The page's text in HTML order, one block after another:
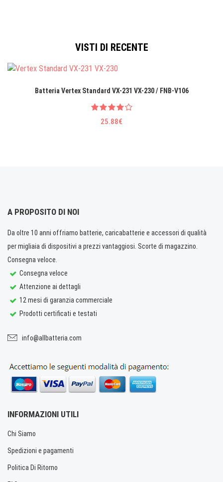
VISTI DI RECENTE
Batteria Vertex Standard VX-231 VX-230 / FNB-V106
25.88€
A PROPOSITO DI NOI
Da oltre 10 anni offriamo batterie, caricabatterie e accessori di qualità
per migliaia di dispositivi a prezzi vantaggiosi. Scorte di magazzino.
Consegna veloce.
Consegna veloce
Attenzione ai dettagli
12 mesi di garanzia commerciale
Prodotti certificati e testati
info@allbatteria.com
INFORMAZIONI UTILI
Chi Siamo
Spedizioni e pagamenti
Politica Di Ritorno